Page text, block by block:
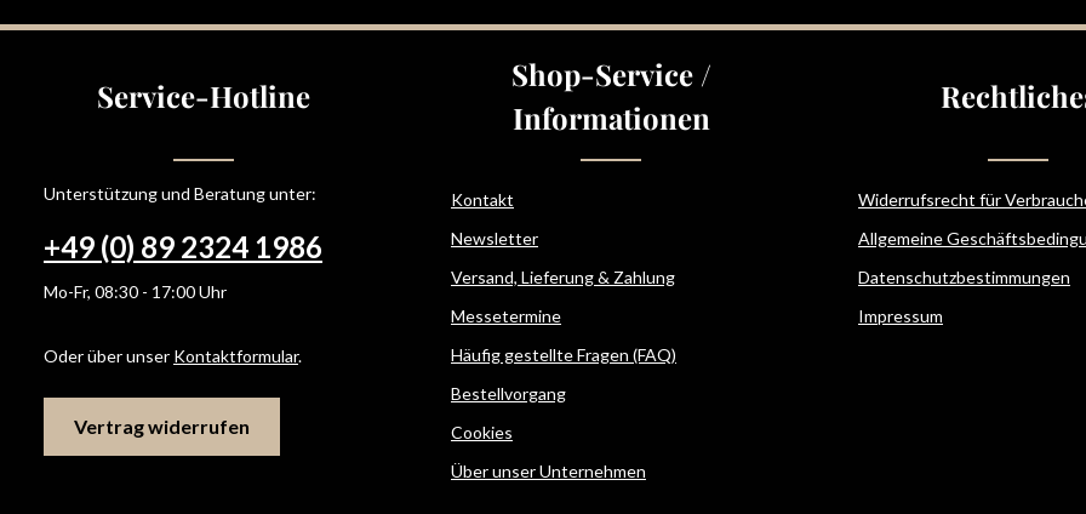
Service-Hotline
Unterstützung und Beratung unter:
+49 (0) 89 2324 1986
Mo-Fr, 08:30 - 17:00 Uhr
Oder über unser Kontaktformular.
Vertrag widerrufen
Shop-Service /
Informationen
Kontakt
Newsletter
Versand, Lieferung & Zahlung
Messetermine
Häufig gestellte Fragen (FAQ)
Bestellvorgang
Cookies
Über unser Unternehmen
Widerrufsrecht für
Allgemeine
Datenschutzbestimmungen
Impressum